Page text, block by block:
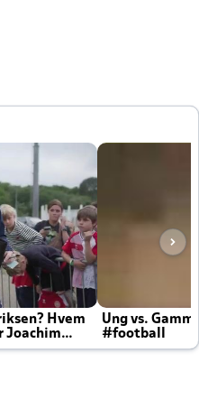
Hvem
Joachim
Ung vs.
#football